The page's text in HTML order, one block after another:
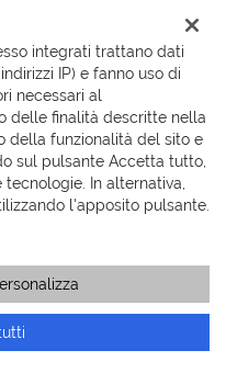
+39 041 319 8074
integrati trattano dati
IP) e fanno uso di
necessari al
delle finalità descritte nella
della funzionalità del sito e
sul pulsante Accetta tutto,
In alternativa,
l'apposito pulsante.